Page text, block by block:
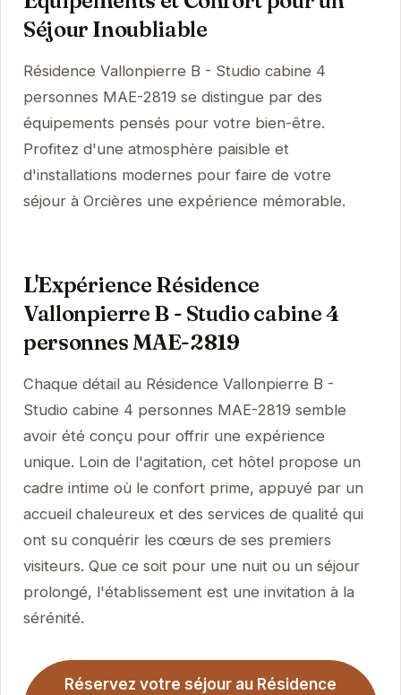
Séjour Inoubliable
Résidence Vallonpierre B - Studio cabine 4
personnes MAE-2819 se distingue par des
équipements pensés pour votre bien-être.
Profitez d'une atmosphère paisible et
d'installations modernes pour faire de votre
séjour à Orcières une expérience mémorable.
L'Expérience Résidence
Vallonpierre B - Studio cabine 4
personnes MAE-2819
Chaque détail au Résidence Vallonpierre B -
Studio cabine 4 personnes MAE-2819 semble
avoir été conçu pour offrir une expérience
unique. Loin de l'agitation, cet hôtel propose un
cadre intime où le confort prime, appuyé par un
accueil chaleureux et des services de qualité qui
ont su conquérir les cœurs de ses premiers
visiteurs. Que ce soit pour une nuit ou un séjour
prolongé, l'établissement est une invitation à la
sérénité.
Réservez votre séjour au Résidence